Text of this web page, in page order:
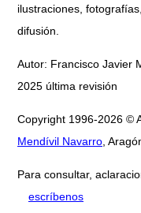
ilustraciones,
difusión.
Autor: Francisco Javier
2025 última revisión
Copyright 1996-2026 ©
Mendívil Navarro ,
Para consultar,
escríbenos